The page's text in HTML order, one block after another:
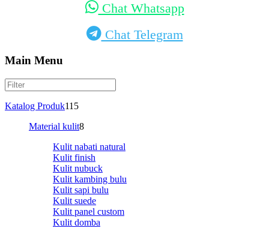
Chat Whatsapp
Chat Telegram
Main Menu
Katalog Produk115
Material kulit8
Kulit nabati natural
Kulit finish
Kulit nubuck
Kulit kambing bulu
Kulit sapi bulu
Kulit suede
Kulit panel custom
Kulit domba